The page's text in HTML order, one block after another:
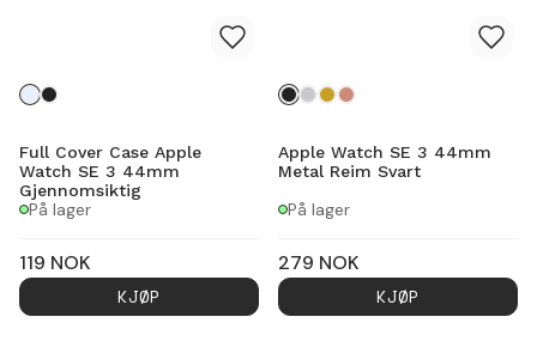
Full Cover Case Apple
Watch SE 3 44mm
Gjennomsiktig
På lager
119 NOK
KJØP
Apple Watch SE 3 44mm
Metal Reim Svart
På lager
279 NOK
KJØP